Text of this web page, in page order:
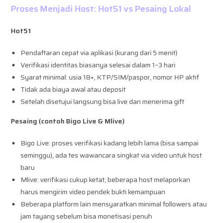
Proses Menjadi Host: Hot51 vs Pesaing Lokal
Hot51
Pendaftaran cepat via aplikasi (kurang dari 5 menit)
Verifikasi identitas biasanya selesai dalam 1–3 hari
Syarat minimal: usia 18+, KTP/SIM/paspor, nomor HP aktif
Tidak ada biaya awal atau deposit
Setelah disetujui langsung bisa live dan menerima gift
Pesaing (contoh Bigo Live & Mlive)
Bigo Live: proses verifikasi kadang lebih lama (bisa sampai
seminggu), ada tes wawancara singkat via video untuk host
baru
Mlive: verifikasi cukup ketat, beberapa host melaporkan
harus mengirim video pendek bukti kemampuan
Beberapa platform lain mensyaratkan minimal followers atau
jam tayang sebelum bisa monetisasi penuh